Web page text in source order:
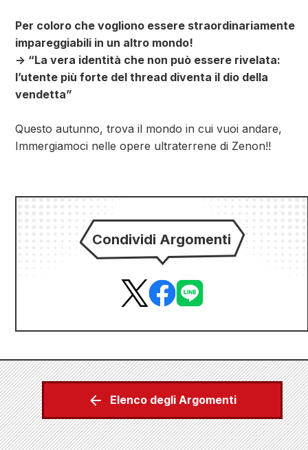
Per coloro che vogliono essere straordinariamente
impareggiabili in un altro mondo!
→ “La vera identità che non può essere rivelata:
l’utente più forte del thread diventa il dio della
vendetta”
Questo autunno, trova il mondo in cui vuoi andare,
Immergiamoci nelle opere ultraterrene di Zenon!!
Condividi Argomenti
Elenco degli Argomenti